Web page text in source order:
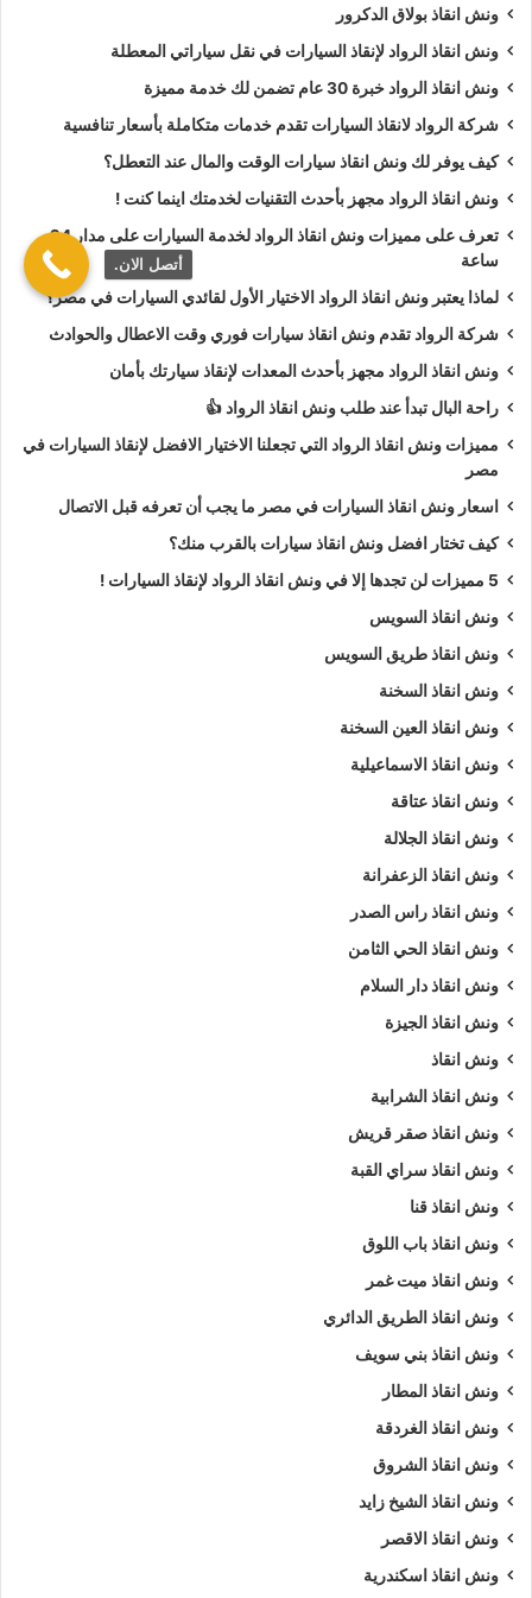
أي مخاطر على الهيكل أو أجزاء السيارة الحساسة.
هل توجد خدمة ونش للسيارات
الفارهة أو الثقيلة؟
نعم، ونش انقاذ الرواد مجهز بالكامل للتعامل مع كافة أنواع
السيارات، بما في ذلك السيارات الفارهة والسيارات الثقيلة
والمركبات التجارية حيث نعلم أن السيارات الفارهة تحتاج إلى رعاية
خاصة أثناء النقل لضمان عدم تعرضها لأي ضرر، ولذلك نوفر ونش
مجهز بأحدث المعدات والتقنيات الحديثة وبالنسبة للسيارات الثقيلة
مثل الشاحنات والمركبات الصناعية، فإن ونش انقاذ سيارات الرواد
يمتلك القدرة على السحب والنقل بكل أمان وكفاءة مع التأكد من
التثبيت المثالي وحماية هيكل السيارة من أي مشاكل أثناء التحريك.
كم يستغرق وصول ونش الرواد إلى
مكان الحادث؟
سرعة الاستجابة هي إحدى أهم المميزات التي تجعل ونش الرواد
الخيار الأول للسائقين في حالات الطوارئ حيث تصل فرقنا إلى موقع
العطل أو الحادث في أسرع وقت ممكن، وذلك يعتمد على قرب
الموقع من قاعدة العمليات وحالة المرور.
المدن الرئيسية مع تقديم تحديثات مستمرة عن مسار وصول الونش
ومدة الانتظار المتوقعة وهذه السرعة تضمن الحد من أي توترات أو
خسائر إضافية وتوفر راحة البال للعملاء أثناء انتظارهم وصول الدعم
الفني.
ما هي أنواع السيارات التي يمكن
للونش التعامل معها؟
يستطيع ونش انقاذ سيارات الرواد التعامل مع كافة أنواع السيارات
العائلية والفارهة والسيارات الرياضية بالإضافة إلى السيارات الثقيلة
والمركبات التجارية كما يمكننا نقل السيارات المعطلة بعد الحوادث
أو السيارات التي تعرضت لأعطال ميكانيكية مفاجئة.
بفضل الخبرة الطويلة والتقنيات الحديثة، يضمن ونش الرواد التعامل
وهيكلها دون أي خدوش أو أضرار.
هل يقدم ونش الرواد خدمات نقل
السيارات بعد الحوادث؟
نعم، ونش سيارات الرواد يقدم خدمات متكاملة لنقل السيارات بعد
الحوادث بكفاءة وأمان كاملين فإن بمجرد الإبلاغ عن وقوع حادث، يتم
مدرب على رفع وسحب السيارة دون زيادة الأضرار الناتجة عن
الحادث.
ونش انقاذ بولاق الدكرور
ونش انقاذ الرواد لإنقاذ السيارات في نقل سياراتي المعطلة
ونش انقاذ الرواد خبرة 30 عام تضمن لك خدمة مميزة
شركة الرواد لانقاذ السيارات تقدم خدمات متكاملة بأسعار تنافسية
كيف يوفر لك ونش انقاذ سيارات الوقت والمال عند التعطل؟
ونش انقاذ الرواد مجهز بأحدث التقنيات لخدمتك اينما كنت !
تعرف على مميزات ونش انقاذ الرواد لخدمة السيارات على مدار 24
ساعة
لماذا يعتبر ونش انقاذ الرواد الاختيار الأول لقائدي السيارات في مصر؟
شركة الرواد تقدم ونش انقاذ سيارات فوري وقت الاعطال والحوادث
ونش انقاذ الرواد مجهز بأحدث المعدات لإنقاذ سيارتك بأمان
راحة البال تبدأ عند طلب ونش انقاذ الرواد 👍
مميزات ونش انقاذ الرواد التي تجعلنا الاختيار الافضل لإنقاذ السيارات في
مصر
اسعار ونش انقاذ السيارات في مصر ما يجب أن تعرفه قبل الاتصال
كيف تختار افضل ونش انقاذ سيارات بالقرب منك؟
5 مميزات لن تجدها إلا في ونش انقاذ الرواد لإنقاذ السيارات !
ونش انقاذ السويس
ونش انقاذ طريق السويس
ونش انقاذ السخنة
ونش انقاذ العين السخنة
ونش انقاذ الاسماعيلية
ونش انقاذ عتاقة
ونش انقاذ الجلالة
ونش انقاذ الزعفرانة
ونش انقاذ راس الصدر
ونش انقاذ الحي الثامن
ونش انقاذ دار السلام
ونش انقاذ الجيزة
ونش انقاذ
ونش انقاذ الشرابية
ونش انقاذ صقر قريش
ونش انقاذ سراي القبة
ونش انقاذ قنا
ونش انقاذ باب اللوق
ونش انقاذ ميت غمر
ونش انقاذ الطريق الدائري
ونش انقاذ بني سويف
ونش انقاذ المطار
ونش انقاذ الغردقة
ونش انقاذ الشروق
ونش انقاذ الشيخ زايد
ونش انقاذ الاقصر
ونش انقاذ اسكندرية
أتصل الان.